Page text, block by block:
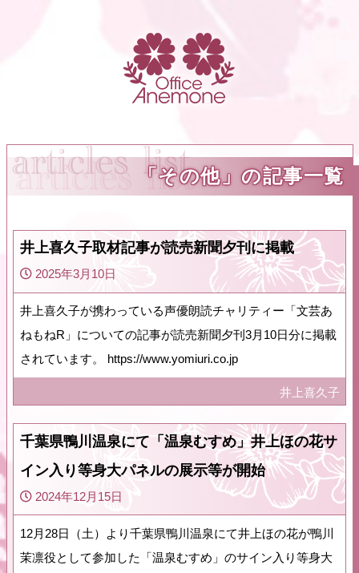
「その他」の記事一覧
井上喜久子取材記事が読売新聞夕刊に掲載
2025年3月10日
井上喜久子が携わっている声優朗読チャリティー「文芸あ
ねもねR」についての記事が読売新聞夕刊3月10日分に掲載
されています。 https://www.yomiuri.co.jp
井上喜久子
千葉県鴨川温泉にて「温泉むすめ」井上ほの花サ
イン入り等身大パネルの展示等が開始
2024年12月15日
12月28日（土）より千葉県鴨川温泉にて井上ほの花が鴨川
茉凛役として参加した「温泉むすめ」のサイン入り等身大